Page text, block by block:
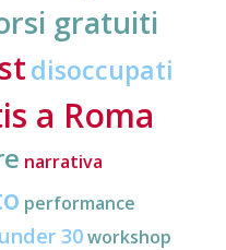
gratuiti
disoccupati
a Roma
narrativa
performance
under 30workshop